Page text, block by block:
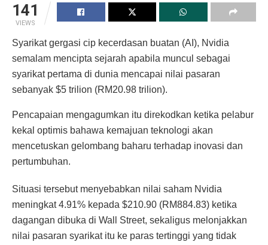
141
VIEWS
Syarikat gergasi cip kecerdasan buatan (AI), Nvidia
semalam mencipta sejarah apabila muncul sebagai
syarikat pertama di dunia mencapai nilai pasaran
sebanyak $5 trilion (RM20.98 trilion).
Pencapaian mengagumkan itu direkodkan ketika pelabur
kekal optimis bahawa kemajuan teknologi akan
mencetuskan gelombang baharu terhadap inovasi dan
pertumbuhan.
Situasi tersebut menyebabkan nilai saham Nvidia
meningkat 4.91% kepada $210.90 (RM884.83) ketika
dagangan dibuka di Wall Street, sekaligus melonjakkan
nilai pasaran syarikat itu ke paras tertinggi yang tidak